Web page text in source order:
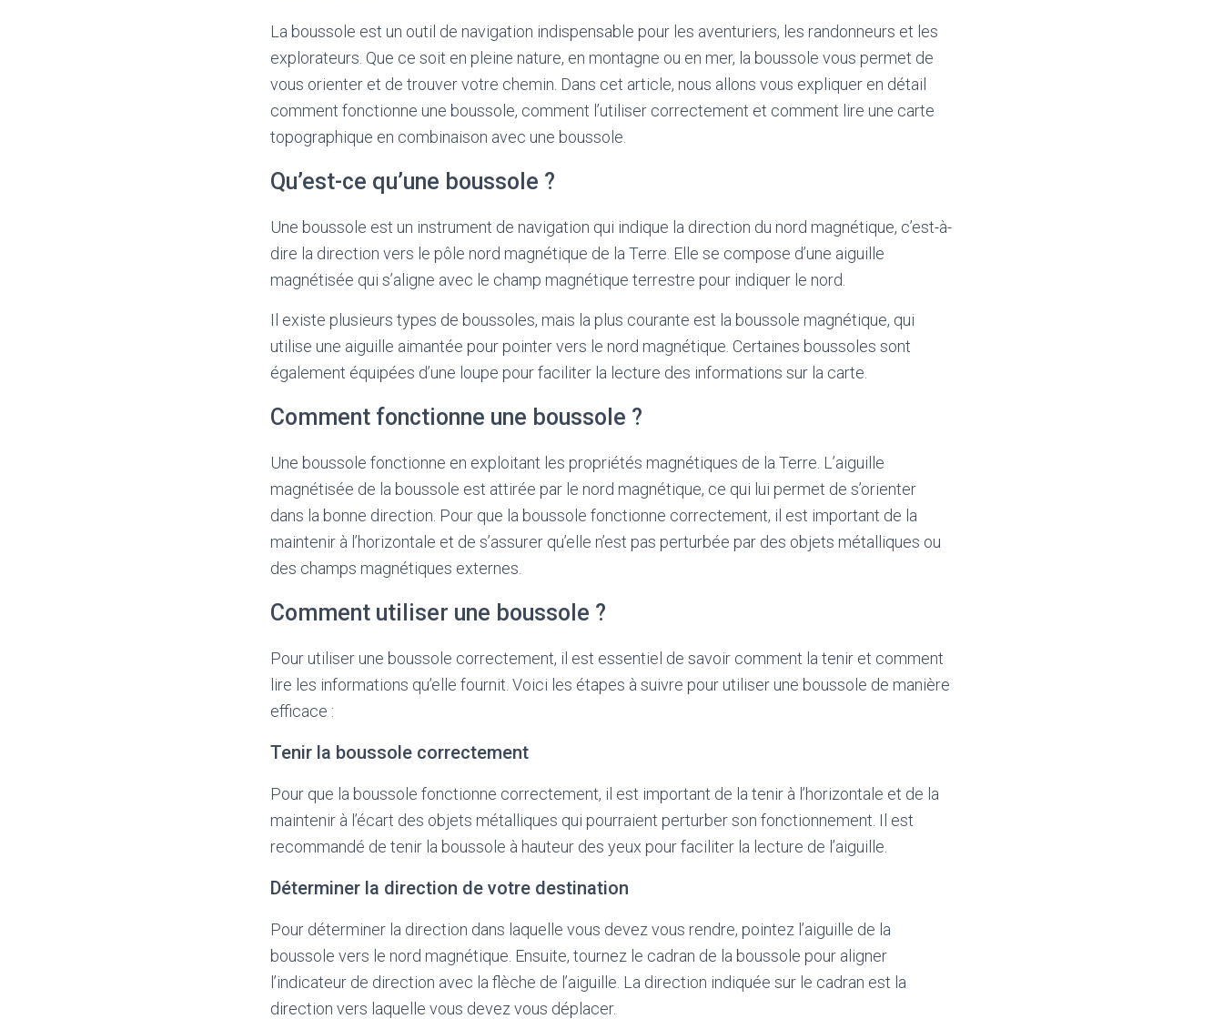
La boussole est un outil de navigation indispensable pour les aventuriers, les randonneurs et les
explorateurs. Que ce soit en pleine nature, en montagne ou en mer, la boussole vous permet de
vous orienter et de trouver votre chemin. Dans cet article, nous allons vous expliquer en détail
comment fonctionne une boussole, comment l’utiliser correctement et comment lire une carte
topographique en combinaison avec une boussole.
Qu’est-ce qu’une boussole ?
Une boussole est un instrument de navigation qui indique la direction du nord magnétique, c’est-à-
dire la direction vers le pôle nord magnétique de la Terre. Elle se compose d’une aiguille
magnétisée qui s’aligne avec le champ magnétique terrestre pour indiquer le nord.
Il existe plusieurs types de boussoles, mais la plus courante est la boussole magnétique, qui
utilise une aiguille aimantée pour pointer vers le nord magnétique. Certaines boussoles sont
également équipées d’une loupe pour faciliter la lecture des informations sur la carte.
Comment fonctionne une boussole ?
Une boussole fonctionne en exploitant les propriétés magnétiques de la Terre. L’aiguille
magnétisée de la boussole est attirée par le nord magnétique, ce qui lui permet de s’orienter
dans la bonne direction. Pour que la boussole fonctionne correctement, il est important de la
maintenir à l’horizontale et de s’assurer qu’elle n’est pas perturbée par des objets métalliques ou
des champs magnétiques externes.
Comment utiliser une boussole ?
Pour utiliser une boussole correctement, il est essentiel de savoir comment la tenir et comment
lire les informations qu’elle fournit. Voici les étapes à suivre pour utiliser une boussole de manière
efficace :
Tenir la boussole correctement
Pour que la boussole fonctionne correctement, il est important de la tenir à l’horizontale et de la
maintenir à l’écart des objets métalliques qui pourraient perturber son fonctionnement. Il est
recommandé de tenir la boussole à hauteur des yeux pour faciliter la lecture de l’aiguille.
Déterminer la direction de votre destination
Pour déterminer la direction dans laquelle vous devez vous rendre, pointez l’aiguille de la
boussole vers le nord magnétique. Ensuite, tournez le cadran de la boussole pour aligner
l’indicateur de direction avec la flèche de l’aiguille. La direction indiquée sur le cadran est la
direction vers laquelle vous devez vous déplacer.